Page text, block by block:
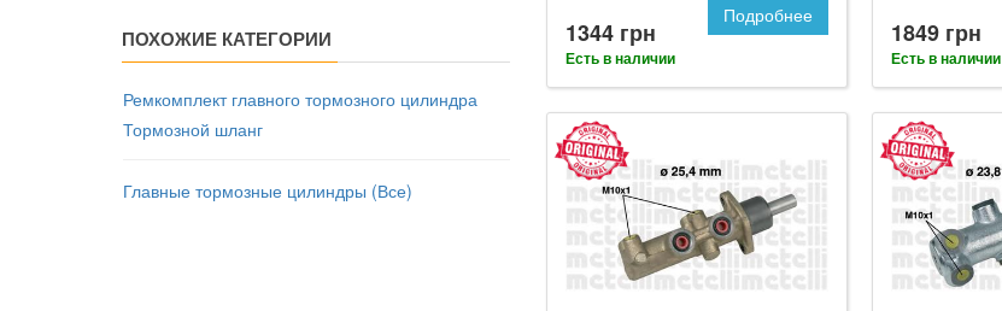
ПОХОЖИЕ КАТЕГОРИИ
Ремкомплект главного тормозного цилиндра
Тормозной шланг
Главные тормозные цилиндры (Все)
1344 грн
Есть в наличии
Подробнее
1849 грн
Есть в наличии